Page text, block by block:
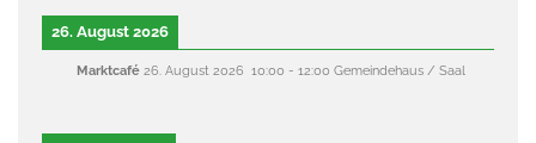
26. August 2026
Marktcafé 26. August 2026 10:00 - 12:00 Gemeindehaus / Saal